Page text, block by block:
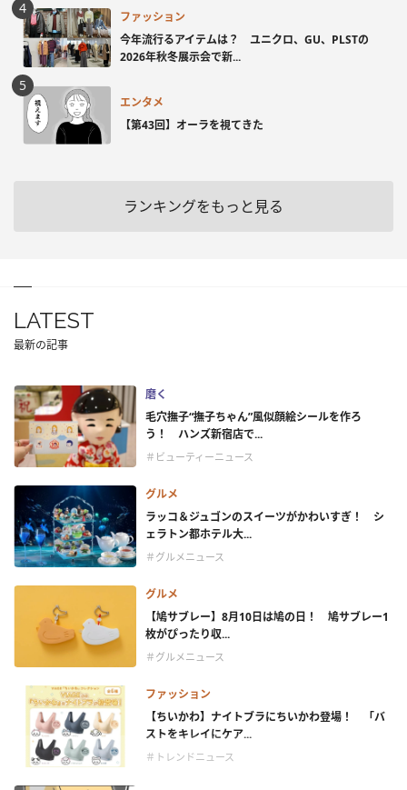
ファッション
今年流行るアイテムは？ ユニクロ、GU、PLSTの
2026年秋冬展示会で新...
エンタメ
【第43回】オーラを視てきた
ランキングをもっと見る
LATEST
最新の記事
磨く
毛穴撫子“撫子ちゃん”風似顔絵シールを作ろ
う！ ハンズ新宿店で...
＃ビューティーニュース
グルメ
ラッコ＆ジュゴンのスイーツがかわいすぎ！ シ
ェラトン都ホテル大...
＃グルメニュース
グルメ
【鳩サブレー】8月10日は鳩の日！ 鳩サブレー1
枚がぴったり収...
＃グルメニュース
ファッション
【ちいかわ】ナイトブラにちいかわ登場！ 「バ
ストをキレイにケア...
＃トレンドニュース